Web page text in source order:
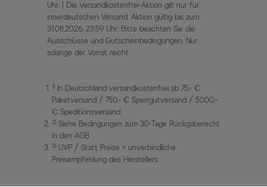
Uhr. | Die Versandkostenfrei-Aktion gilt nur für
innerdeutschen Versand. Aktion gültig bis zum
31.08.2026, 23:59 Uhr. Bitte beachten Sie die
Ausschlüsse und Gutscheinbedingungen. Nur
solange der Vorrat reicht.
1) In Deutschland versandkostenfrei ab 75,- €
Paketversand / 750,- € Sperrgutversand / 5000,-
€ Speditionsversand
2) Siehe Bedingungen zum 30-Tage Rückgaberecht
in den AGB
3) UVP / Statt Preise = unverbindliche
Preisempfehlung des Herstellers